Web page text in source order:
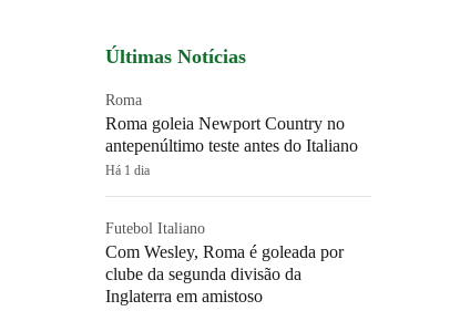
Últimas Notícias
Roma
Roma goleia Newport Country no
antepenúltimo teste antes do Italiano
Há 1 dia
Futebol Italiano
Com Wesley, Roma é goleada por
clube da segunda divisão da
Inglaterra em amistoso